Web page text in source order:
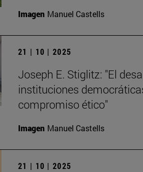
Imagen Manuel Castells
21 | 10 | 2025
Joseph E. Stiglitz: "El
instituciones
compromiso ético"
Imagen Manuel Castells
21 | 10 | 2025